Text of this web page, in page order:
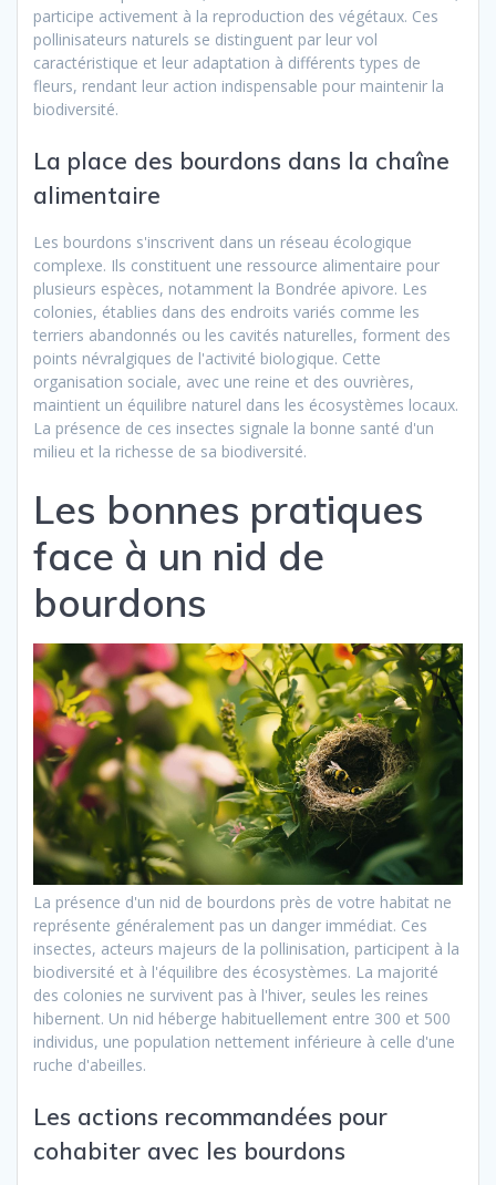
participe activement à la reproduction des végétaux. Ces
pollinisateurs naturels se distinguent par leur vol
caractéristique et leur adaptation à différents types de
fleurs, rendant leur action indispensable pour maintenir la
biodiversité.
La place des bourdons dans la chaîne
alimentaire
Les bourdons s'inscrivent dans un réseau écologique
complexe. Ils constituent une ressource alimentaire pour
plusieurs espèces, notamment la Bondrée apivore. Les
colonies, établies dans des endroits variés comme les
terriers abandonnés ou les cavités naturelles, forment des
points névralgiques de l'activité biologique. Cette
organisation sociale, avec une reine et des ouvrières,
maintient un équilibre naturel dans les écosystèmes locaux.
La présence de ces insectes signale la bonne santé d'un
milieu et la richesse de sa biodiversité.
Les bonnes pratiques
face à un nid de
bourdons
La présence d'un nid de bourdons près de votre habitat ne
représente généralement pas un danger immédiat. Ces
insectes, acteurs majeurs de la pollinisation, participent à la
biodiversité et à l'équilibre des écosystèmes. La majorité
des colonies ne survivent pas à l'hiver, seules les reines
hibernent. Un nid héberge habituellement entre 300 et 500
individus, une population nettement inférieure à celle d'une
ruche d'abeilles.
Les actions recommandées pour
cohabiter avec les bourdons